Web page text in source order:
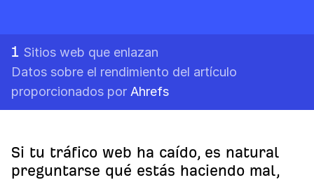
1 Sitios web que enlazan
Datos sobre el rendimiento del artículo
proporcionados por Ahrefs
Si tu tráfico web ha caído, es natural
preguntarse qué estás haciendo mal,